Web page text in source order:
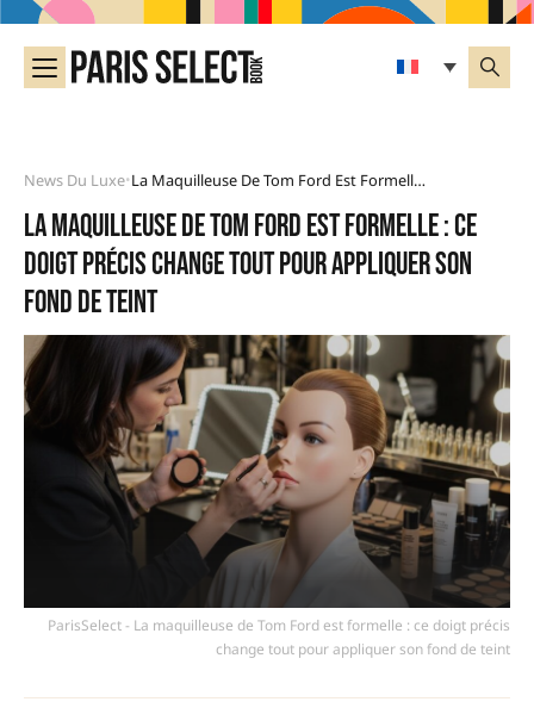
News Du Luxe• La Maquilleuse De Tom Ford Est Formelle : Ce Doigt Précis Change Tout Pour Appliquer Son Fond De Teint
La maquilleuse de Tom Ford est formelle : ce
doigt précis change tout pour appliquer son
fond de teint
ParisSelect - La maquilleuse de Tom Ford est formelle : ce doigt précis
change tout pour appliquer son fond de teint